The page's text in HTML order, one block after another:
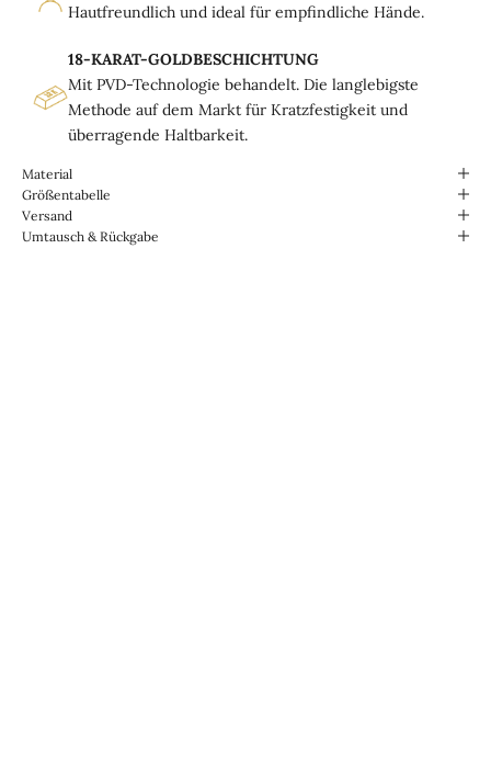
Hautfreundlich und ideal für empfindliche Hände.
18-KARAT-GOLDBESCHICHTUNG
Mit PVD-Technologie behandelt. Die langlebigste
Methode auf dem Markt für Kratzfestigkeit und
überragende Haltbarkeit.
Material
Größentabelle
Versand
Umtausch & Rückgabe